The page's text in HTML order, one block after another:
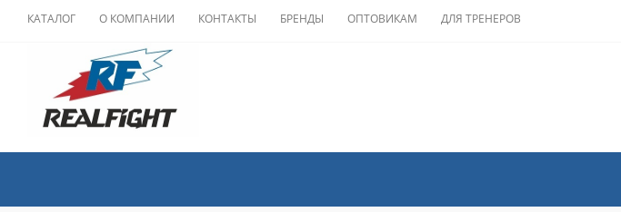
КАТАЛОГ О КОМПАНИИ КОНТАКТЫ БРЕНДЫ ОПТОВИКАМ ДЛЯ ТРЕНЕРОВ